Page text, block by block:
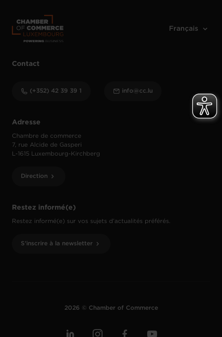
Restez informé(e)
Restez informé(e) sur vos sujets d’actualités préférés.
S'inscrire à la newsletter
Adresse
Chambre de commerce
7, rue Alcide de Gasperi
L-1615 Luxembourg-Kirchberg
Direction
Contact
(+352) 42 39 39 1 info@cc.lu
2026 © Chamber of Commerce